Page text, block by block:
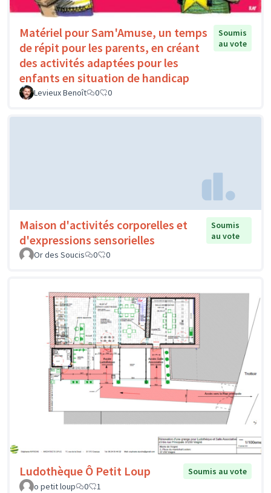
Matériel pour Sam'Amuse, un temps
de répit pour les parents, en créant
des activités adaptées pour les
enfants en situation de handicap
Soumis
au vote
Levieux Benoît 0 0
Maison d'activités corporelles et
d'expressions sensorielles
Soumis
au vote
Or des Soucis
0 0
Ludothèque Ô Petit Loup
Soumis au vote
o petit loup
0 1